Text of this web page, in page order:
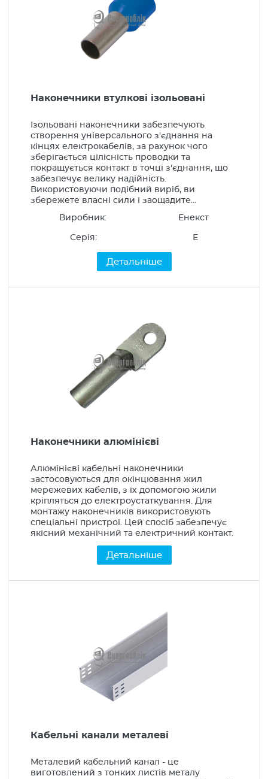
Наконечники втулкові ізольовані
Ізольовані наконечники забезпечують
створення універсального з'єднання на
кінцях електрокабелів, за рахунок чого
зберігається цілісність проводки та
покращується контакт в точці з'єднання, що
забезпечує велику надійність.
Використовуючи подібний виріб, ви
збережете власні сили і заощадите...
Виробник: Енекст
Серія: Е
Детальніше
Наконечники алюмінієві
Алюмінієві кабельні наконечники
застосовуються для окінцювання жил
мережевих кабелів, з їх допомогою жили
кріпляться до електроустаткування. Для
монтажу наконечників використовують
спеціальні пристрої. Цей спосіб забезпечує
якісний механічний та електричний контакт.
Детальніше
Кабельні канали металеві
Металевий кабельний канал - це
виготовлений з тонких листів металу